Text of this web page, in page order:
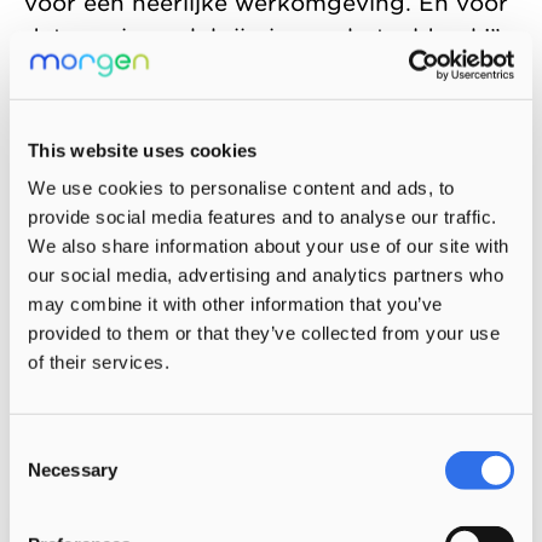
This website uses cookies
We use cookies to personalise content and ads, to
provide social media features and to analyse our traffic.
We also share information about your use of our site with
our social media, advertising and analytics partners who
may combine it with other information that you’ve
provided to them or that they’ve collected from your use
of their services.
Selection
Necessary
dat mooie werk krijg je nog betaald ook!”
Nieuwsgierig geworden? Ontdek jouw
werkenvoormorgen.nl/test
Deel deze pagina via